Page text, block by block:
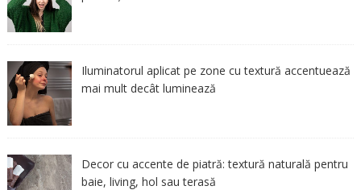
Iluminatorul aplicat pe zone cu textură accentuează
mai mult decât luminează
Decor cu accente de piatră: textură naturală pentru
baie, living, hol sau terasă